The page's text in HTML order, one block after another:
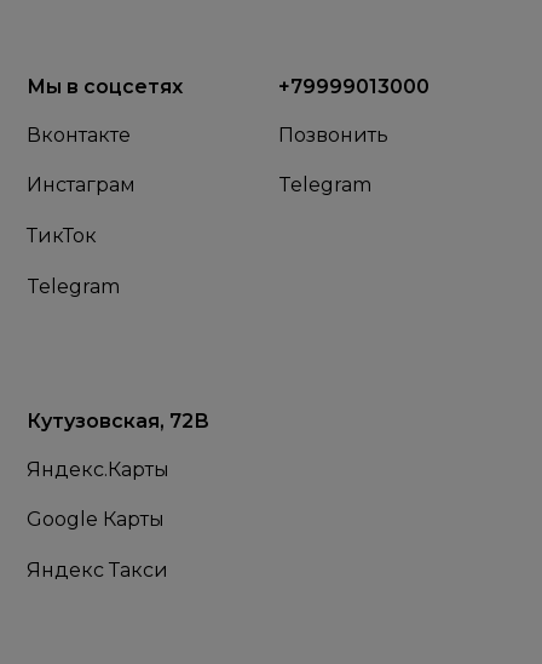
Мы в соцсетях
Вконтакте
Инстаграм
ТикТок
Telegram
+79999013000
Позвонить
Telegram
Кутузовская, 72В
Яндекс.Карты
Google Карты
Яндекс Такси